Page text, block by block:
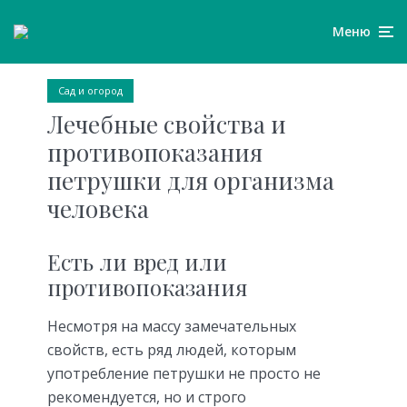
Меню
Сад и огород
Лечебные свойства и
противопоказания
петрушки для организма
человека
Есть ли вред или
противопоказания
Несмотря на массу замечательных
свойств, есть ряд людей, которым
употребление петрушки не просто не
рекомендуется, но и строго